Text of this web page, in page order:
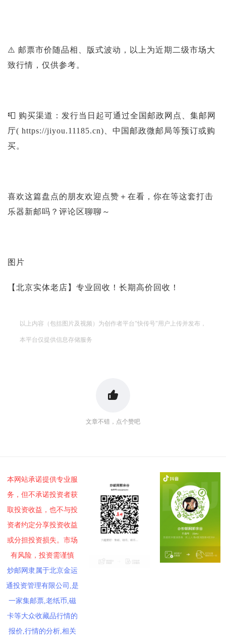
⚠️ 邮票市价随品相、版式波动，以上为近期二级市场大
致行情，仅供参考。
📮 购买渠道：发行当日起可通过全国邮政网点、集邮网
厅( https://jiyou.11185.cn)、中国邮政微邮局等预订或购
买。
喜欢这篇盘点的朋友欢迎点赞＋在看，你在等这套打击
乐器新邮吗？评论区聊聊～
图片
【北京实体老店】专业回收！长期高价回收！
以上内容（包括图片及视频）为创作者平台"快传号"用户上传并发布，
本平台仅提供信息存储服务
文章不错，点个赞吧
本网站承诺提供专业服
务，但不承诺投资者获
取投资收益，也不与投
资者约定分享投资收益
或分担投资损失。市场
有风险，投资需谨慎
炒邮网隶属于北京金运
通投资管理有限公司,是
一家集邮票,老纸币,磁
卡等大众收藏品行情的
报价,行情的分析,相关